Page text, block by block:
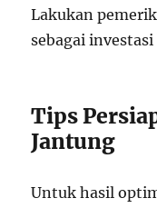
Lakukan
sebagai
Tips
Jantung
Untuk hasil